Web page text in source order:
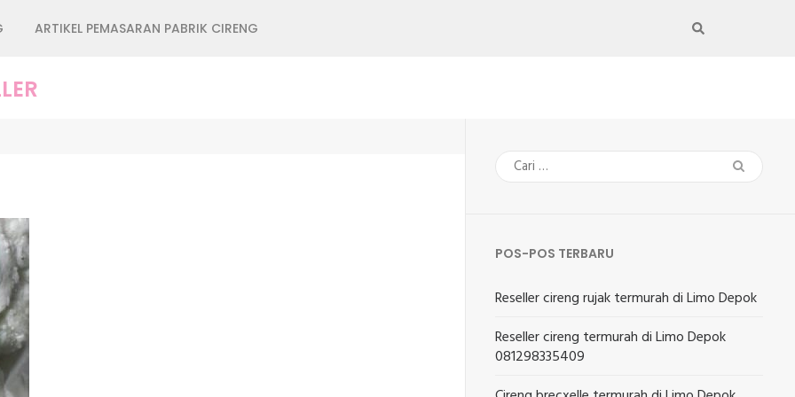
ARTIKEL PEMASARAN PABRIK CIRENG
Cari
untuk:
POS-POS TERBARU
Reseller cireng rujak termurah di Limo Depok
Reseller cireng termurah di Limo Depok
081298335409